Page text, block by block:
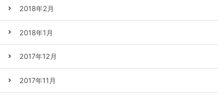
2018年2月
2018年1月
2017年12月
2017年11月